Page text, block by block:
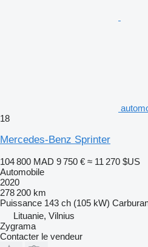
18
Mercedes-Benz Sprinter
104 800 MAD 9 750 € ≈ 11 270 $US
Automobile
2020
278 200 km
Puissance 143 ch (105 kW)
Lituanie, Vilnius
Zygrama
Contacter le vendeur